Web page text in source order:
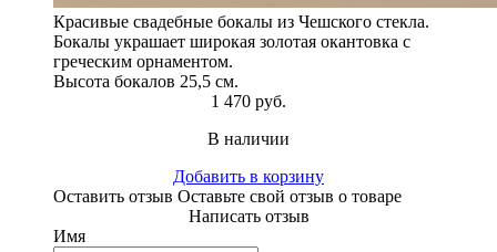
Красивые свадебные бокалы из Чешского стекла.
Бокалы украшает широкая золотая окантовка с
греческим орнаментом.
Высота бокалов 25,5 см.
1 470 руб.
В наличии
Добавить в корзину
Оставить отзыв Оставьте свой отзыв о товаре
Написать отзыв
Имя